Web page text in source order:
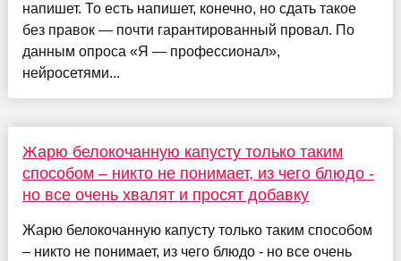
напишет. То есть напишет, конечно, но сдать такое
без правок — почти гарантированный провал. По
данным опроса «Я — профессионал»,
нейросетями...
Жарю белокочанную капусту только таким
способом – никто не понимает, из чего блюдо -
но все очень хвалят и просят добавку
Жарю белокочанную капусту только таким способом
– никто не понимает, из чего блюдо - но все очень